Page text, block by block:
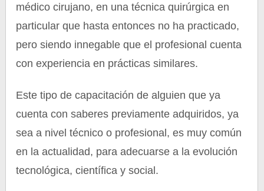
médico cirujano, en una técnica quirúrgica en
particular que hasta entonces no ha practicado,
pero siendo innegable que el profesional cuenta
con experiencia en prácticas similares.
Este tipo de capacitación de alguien que ya
cuenta con saberes previamente adquiridos, ya
sea a nivel técnico o profesional, es muy común
en la actualidad, para adecuarse a la evolución
tecnológica, científica y social.